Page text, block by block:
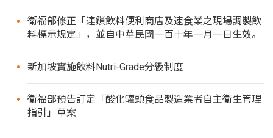
衛福部修正「連鎖飲料便利商店及速食業之現場調製飲
料標示規定」，並自中華民國一百十年一月一日生效。
新加坡實施飲料Nutri-Grade分級制度
衛福部預告訂定「酸化罐頭食品製造業者自主衛生管理
指引」草案